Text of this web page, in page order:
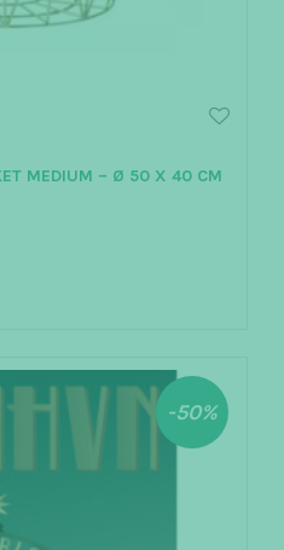
MEDIUM – Ø 50 X 40 CM
-50%